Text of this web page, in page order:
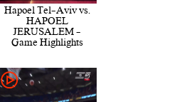
Hapoel Tel-Aviv vs.
HAPOEL
JERUSALEM -
Game Highlights